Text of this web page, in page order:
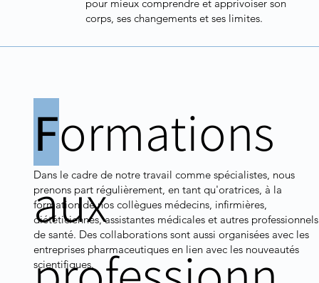
Formations
aux
Dans le cadre de notre travail comme spécialistes, nous
prenons part régulièrement, en tant qu'oratrices, à la
formation de nos collègues médecins, infirmières,
diététiciennes, assistantes médicales et autres professionnels
de santé. Des collaborations sont aussi organisées avec les
entreprises pharmaceutiques en lien avec les nouveautés
scientifiques.
pour mieux comprendre et apprivoiser son
corps, ses changements et ses limites.